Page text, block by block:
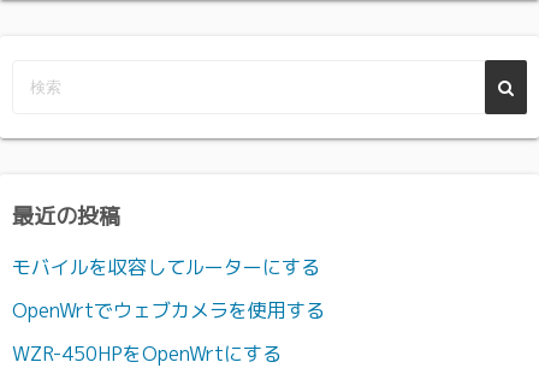
最近の投稿
モバイルを収容してルーターにする
OpenWrtでウェブカメラを使用する
WZR-450HPをOpenWrtにする